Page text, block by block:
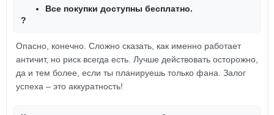
Все покупки доступны бесплатно.
?
Опасно, конечно. Сложно сказать, как именно работает
античит, но риск всегда есть. Лучше действовать осторожно,
да и тем более, если ты планируешь только фана. Залог
успеха – это аккуратность!